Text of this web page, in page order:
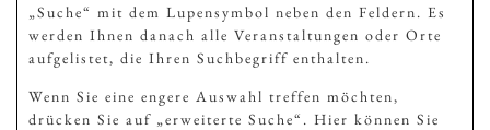
„Suche“ mit dem Lupensymbol neben den Feldern. Es
werden Ihnen danach alle Veranstaltungen oder Orte
aufgelistet, die Ihren Suchbegriff enthalten.
Wenn Sie eine engere Auswahl treffen möchten,
drücken Sie auf „erweiterte Suche“. Hier können Sie